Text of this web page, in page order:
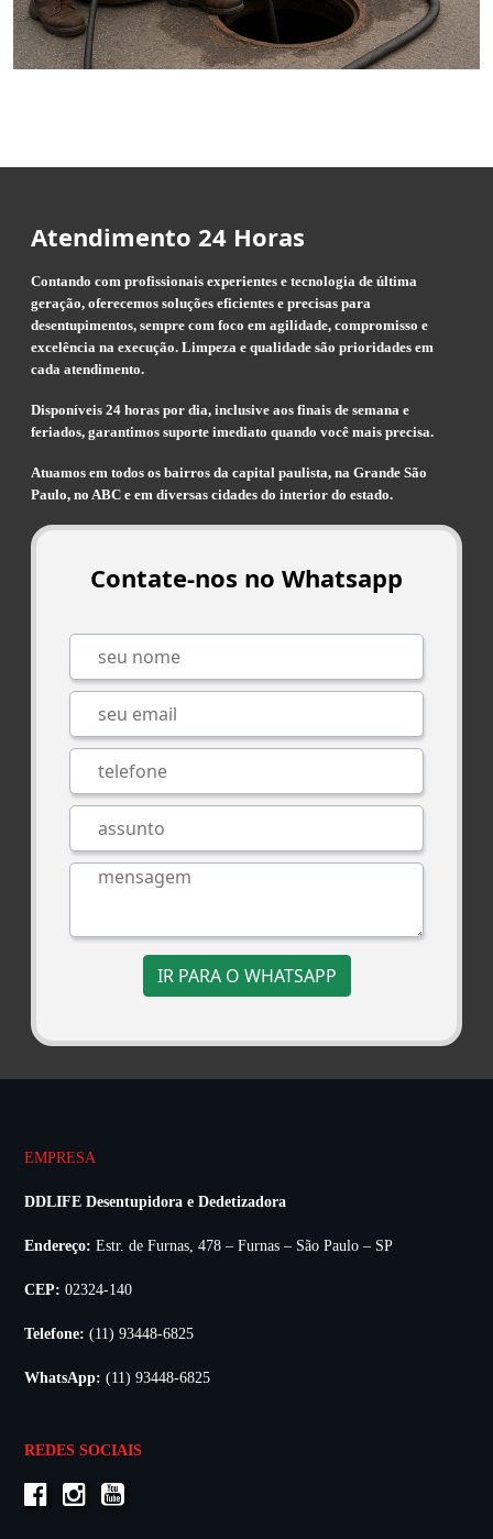
Atendimento 24 Horas
Contando com profissionais experientes e tecnologia de última
geração, oferecemos soluções eficientes e precisas para
desentupimentos, sempre com foco em agilidade, compromisso e
excelência na execução. Limpeza e qualidade são prioridades em
cada atendimento.
Disponíveis 24 horas por dia, inclusive aos finais de semana e
feriados, garantimos suporte imediato quando você mais precisa.
Atuamos em todos os bairros da capital paulista, na Grande São
Paulo, no ABC e em diversas cidades do interior do estado.
Contate-nos no Whatsapp
IR PARA O WHATSAPP
EMPRESA
DDLIFE Desentupidora e Dedetizadora
Endereço: Estr. de Furnas, 478 – Furnas – São Paulo – SP
CEP: 02324-140
Telefone: (11) 93448-6825
WhatsApp: (11) 93448-6825
REDES SOCIAIS